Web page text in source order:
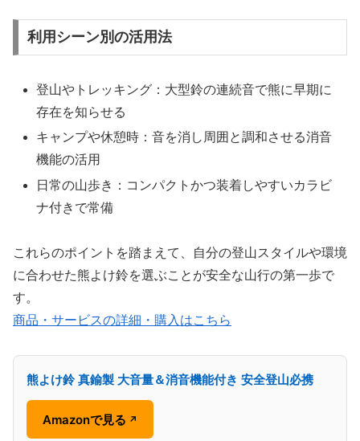
利用シーン別の活用法
登山やトレッキング：大型鈴の連続音で熊に早期に
存在を知らせる
キャンプや休憩時：音を消し周囲と調和させる消音
機能の活用
日常の山歩き：コンパクトかつ装着しやすいカラビ
ナ付きで常備
これらのポイントを踏まえて、自分の登山スタイルや環境
に合わせた熊よけ鈴を選ぶことが安全な山行の第一歩で
す。
商品・サービスの詳細・購入はこちら
熊よけ鈴 真鍮製 大音量＆消音機能付き 安全登山必携
Amazonで見る ↗